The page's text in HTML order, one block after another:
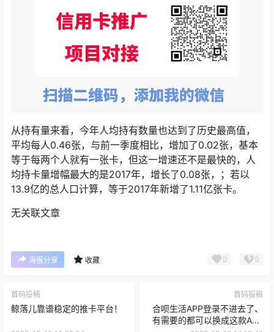
从持有量来看，今年人均持有数量也达到了历史最高值，
平均每人0.46张，与前一季度相比，增加了0.02张，基本
等于每两个人就有一张卡，但这一增速还不是最快的，人
均持卡量增幅最大的是2017年，增长了0.08张，；若以
13.9亿的总人口计算，等于2017年新增了1.11亿张卡。
无关联文章
海报分享 收藏 0 0
首码投稿
鲸落儿靠谱稳定的推卡平台！
首码投稿
合呗生活APP登录不进去了、
有需要的都可以换成这款APP